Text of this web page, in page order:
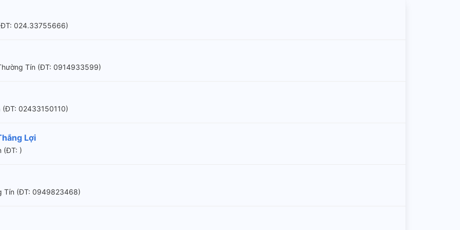
024.33755666)
Tín (ÐT: 0914933599)
(ÐT: 02433150110)
Lợi
(ÐT: )
Tín (ÐT: 0949823468)